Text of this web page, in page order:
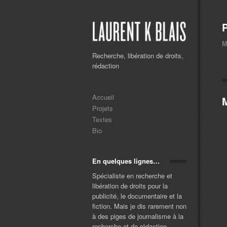
Recherche, libération de droits,
rédaction
Accueil
Projets
Textes
Bio
En quelques lignes…
Spécialiste en recherche et
libération de droits pour la
publicité, le documentaire et la
fiction. Mais je dis rarement non
à des piges de journalisme à la